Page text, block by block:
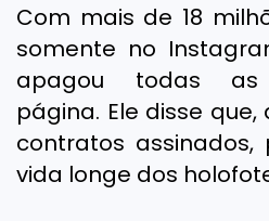
Com mais de 18
somente no
apagou todas
página. Ele disse
contratos
vida longe dos